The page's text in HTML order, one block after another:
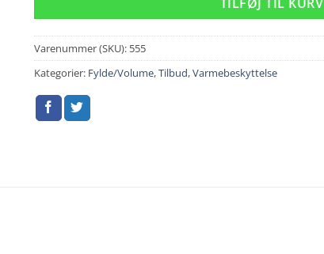
Varenummer (SKU): 555
Kategorier: Fylde/Volume,Tilbud,Varmebeskyttelse